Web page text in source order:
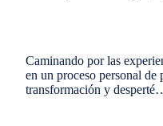
Caminando por las
en un proceso personal
transformación y